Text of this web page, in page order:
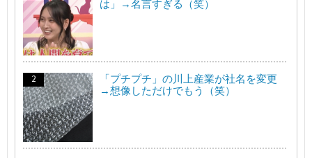
は」→名言すぎる（笑）
「プチプチ」の川上産業が社名を変更
→想像しただけでもう（笑）